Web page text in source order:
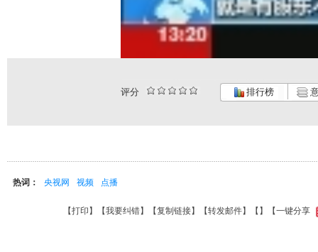
评分 排行榜
热词： 央视网 视频 点播
【打印 】【我要纠错】【复制链接】【转发邮件】【 】 【一键分享